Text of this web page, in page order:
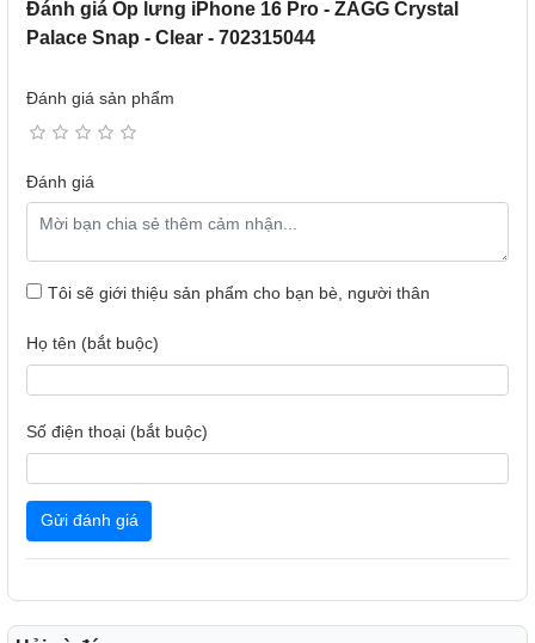
vũ trụ, thể thao chuyên nghiệp, EVs, quân sự,...
Thiết kế liền mạch, không viền
Mặt lưng cứng, ngăn ngừa vết xước
Đánh giá Ốp lưng iPhone 16 Pro - ZAGG Crystal
Palace Snap - Clear - 702315044
Đánh giá sản phẩm
Đánh giá
Tôi sẽ giới thiệu sản phẩm cho bạn bè, người thân
Họ tên (bắt buộc)
Số điện thoại (bắt buộc)
Gửi đánh giá